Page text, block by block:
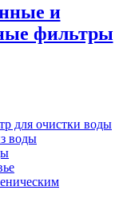
и
фильтры
для очистки воды
воды